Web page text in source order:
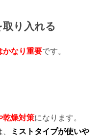
り入れる
かなり重要です。
乾燥対策になります。
ミストタイプが使いや